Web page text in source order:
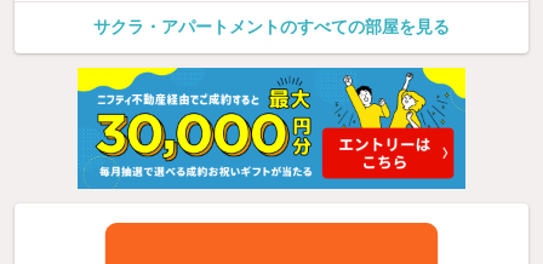
サクラ・アパートメントのすべての部屋を見る